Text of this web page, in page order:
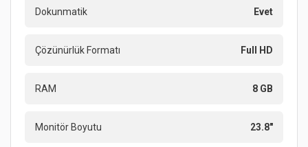
Dokunmatik Evet
Çözünürlük Formatı Full HD
RAM 8 GB
Monitör Boyutu 23.8"